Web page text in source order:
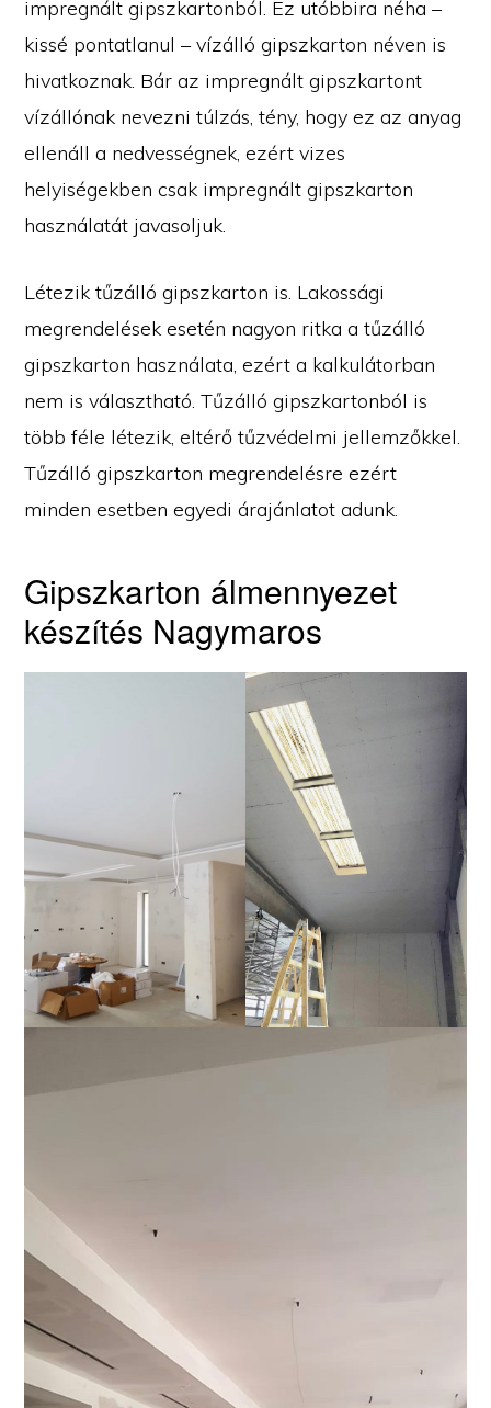
impregnált gipszkartonból. Ez utóbbira néha –
kissé pontatlanul – vízálló gipszkarton néven is
hivatkoznak. Bár az impregnált gipszkartont
vízállónak nevezni túlzás, tény, hogy ez az anyag
ellenáll a nedvességnek, ezért vizes
helyiségekben csak impregnált gipszkarton
használatát javasoljuk.
Létezik tűzálló gipszkarton is. Lakossági
megrendelések esetén nagyon ritka a tűzálló
gipszkarton használata, ezért a kalkulátorban
nem is választható. Tűzálló gipszkartonból is
több féle létezik, eltérő tűzvédelmi jellemzőkkel.
Tűzálló gipszkarton megrendelésre ezért
minden esetben egyedi árajánlatot adunk.
Gipszkarton álmennyezet
készítés Nagymaros